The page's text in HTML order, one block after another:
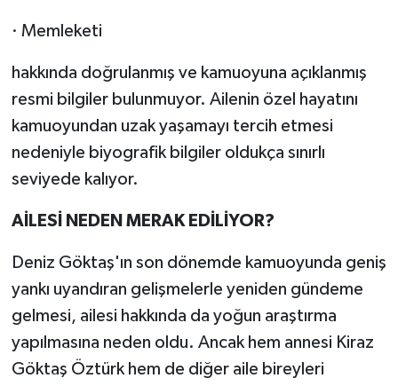
· Memleketi
hakkında doğrulanmış ve kamuoyuna açıklanmış
resmi bilgiler bulunmuyor. Ailenin özel hayatını
kamuoyundan uzak yaşamayı tercih etmesi
nedeniyle biyografik bilgiler oldukça sınırlı
seviyede kalıyor.
AİLESİ NEDEN MERAK EDİLİYOR?
Deniz Göktaş'ın son dönemde kamuoyunda geniş
yankı uyandıran gelişmelerle yeniden gündeme
gelmesi, ailesi hakkında da yoğun araştırma
yapılmasına neden oldu. Ancak hem annesi Kiraz
Göktaş Öztürk hem de diğer aile bireyleri